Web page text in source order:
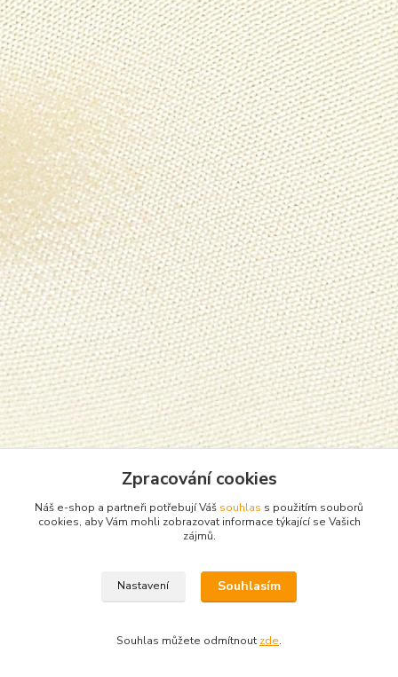
Zboží zařazeno v kategoriích
Zpracování cookies
Náš e-shop a partneři potřebují Váš souhlas s použitím souborů
cookies, aby Vám mohli zobrazovat informace týkající se Vašich
zájmů.
Nastavení Souhlasím
Souhlas můžete odmítnout zde.